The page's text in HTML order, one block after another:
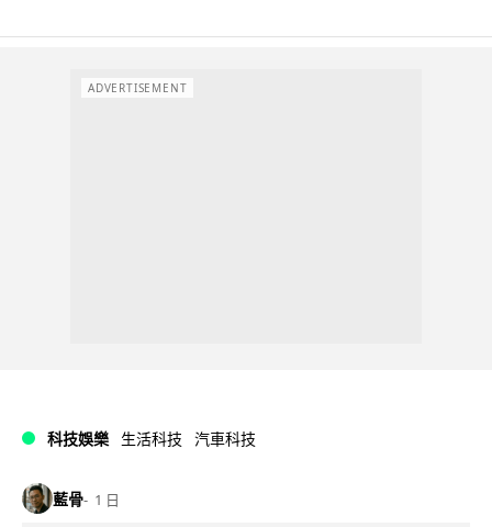
ADVERTISEMENT
科技娛樂 生活科技 汽車科技
藍骨 1 日